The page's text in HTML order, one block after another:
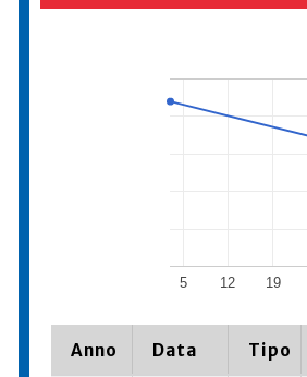
5 12 19
Anno Data Tipo